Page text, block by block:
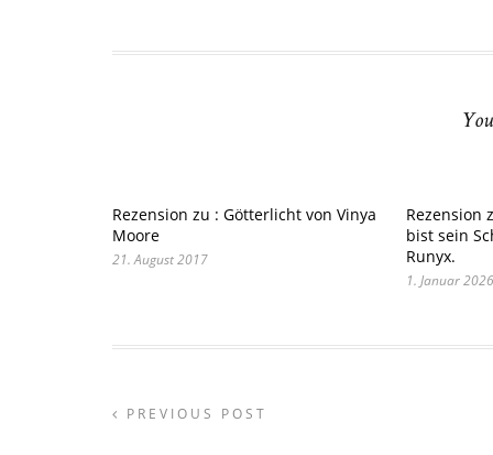
Rezension zu : Götterlicht von Vinya
Moore
21. August 2017
Rezension
bist sein
Runyx.
1. Januar 2026
PREVIOUS POST